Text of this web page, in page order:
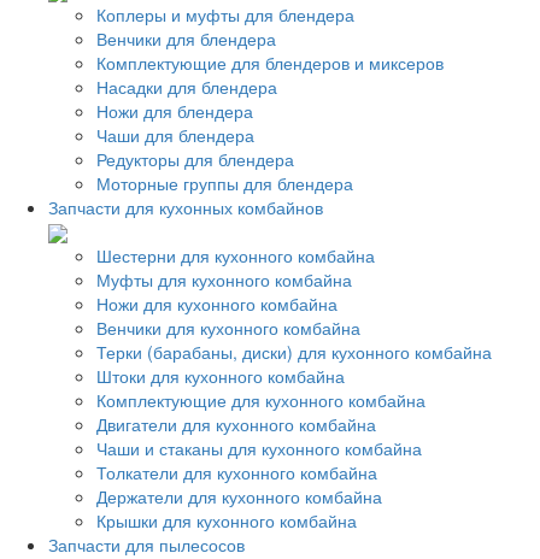
Коплеры и муфты для блендера
Венчики для блендера
Комплектующие для блендеров и миксеров
Насадки для блендера
Ножи для блендера
Чаши для блендера
Редукторы для блендера
Моторные группы для блендера
Запчасти для кухонных комбайнов
Шестерни для кухонного комбайна
Муфты для кухонного комбайна
Ножи для кухонного комбайна
Венчики для кухонного комбайна
Терки (барабаны, диски) для кухонного комбайна
Штоки для кухонного комбайна
Комплектующие для кухонного комбайна
Двигатели для кухонного комбайна
Чаши и стаканы для кухонного комбайна
Толкатели для кухонного комбайна
Держатели для кухонного комбайна
Крышки для кухонного комбайна
Запчасти для пылесосов